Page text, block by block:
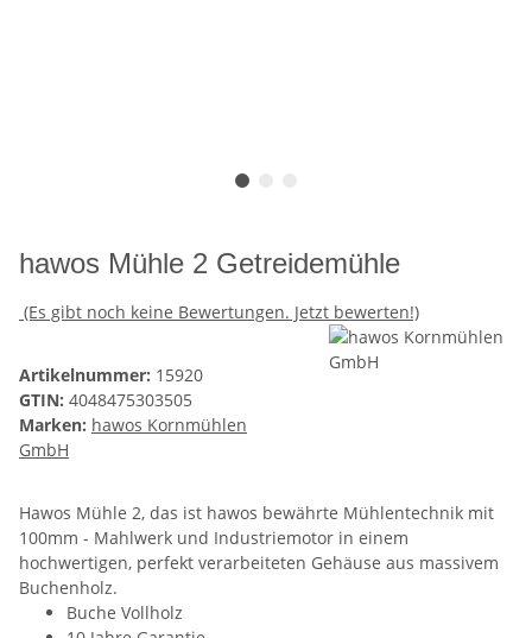
hawos Mühle 2 Getreidemühle
(Es gibt noch keine Bewertungen. Jetzt bewerten!)
Artikelnummer: 15920
GTIN: 4048475303505
Marken: hawos Kornmühlen
GmbH
Hawos Mühle 2, das ist hawos bewährte Mühlentechnik mit
100mm - Mahlwerk und Industriemotor in einem
hochwertigen, perfekt verarbeiteten Gehäuse aus massivem
Buchenholz.
Buche Vollholz